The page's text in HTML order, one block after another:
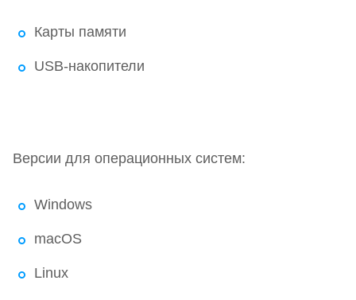
Карты памяти
USB-накопители
Версии для операционных систем:
Windows
macOS
Linux